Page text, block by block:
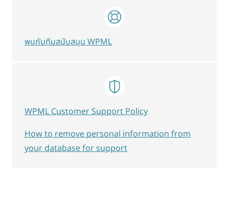
พบกับทีมสนับสนุน WPML
WPML Customer Support Policy
How to remove personal information from
your database for support